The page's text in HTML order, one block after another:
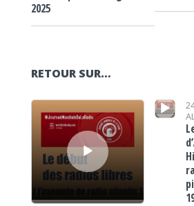
2025
RETOUR SUR…
Lecteur audio
Lecteur audio